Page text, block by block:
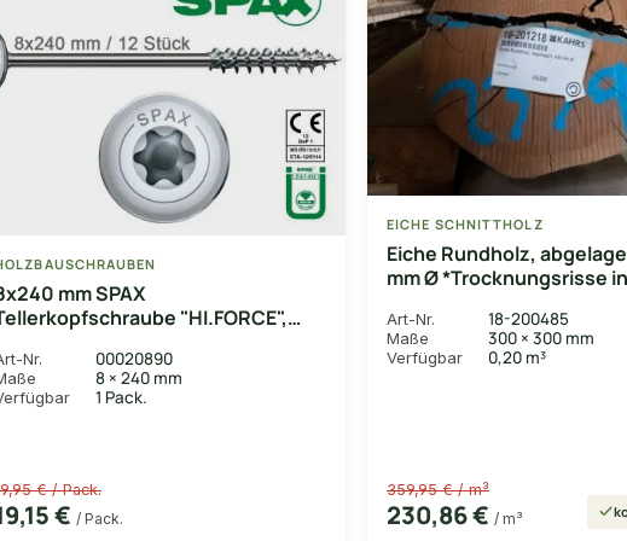
mm SPAX
"HI.FORCE",
Tellerkopf und Teilgewinde
Nr. 00020890
8 × 240 mm
1 Pack.
€ / Pack.
€ / Pack.
EICHE SCHNITTHOLZ
Eiche Rundholz,
mm Ø *Trocknungsrisse in
Art-Nr. 18-200485
Maße 300 × 300 mm
Verfügbar 0,20 m³
359,95 € / m³
230,86 € / m³